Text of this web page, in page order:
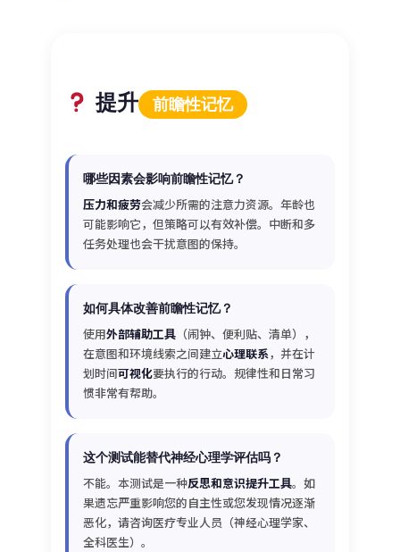
提升 前瞻性记忆
哪些因素会影响前瞻性记忆？
压力和疲劳会减少所需的注意力资源。年龄也
可能影响它，但策略可以有效补偿。中断和多
任务处理也会干扰意图的保持。
如何具体改善前瞻性记忆？
使用外部辅助工具（闹钟、便利贴、清单），
在意图和环境线索之间建立心理联系，并在计
划时间可视化要执行的行动。规律性和日常习
惯非常有帮助。
这个测试能替代神经心理学评估吗？
不能。本测试是一种反思和意识提升工具。如
果遗忘严重影响您的自主性或您发现情况逐渐
恶化，请咨询医疗专业人员（神经心理学家、
全科医生）。